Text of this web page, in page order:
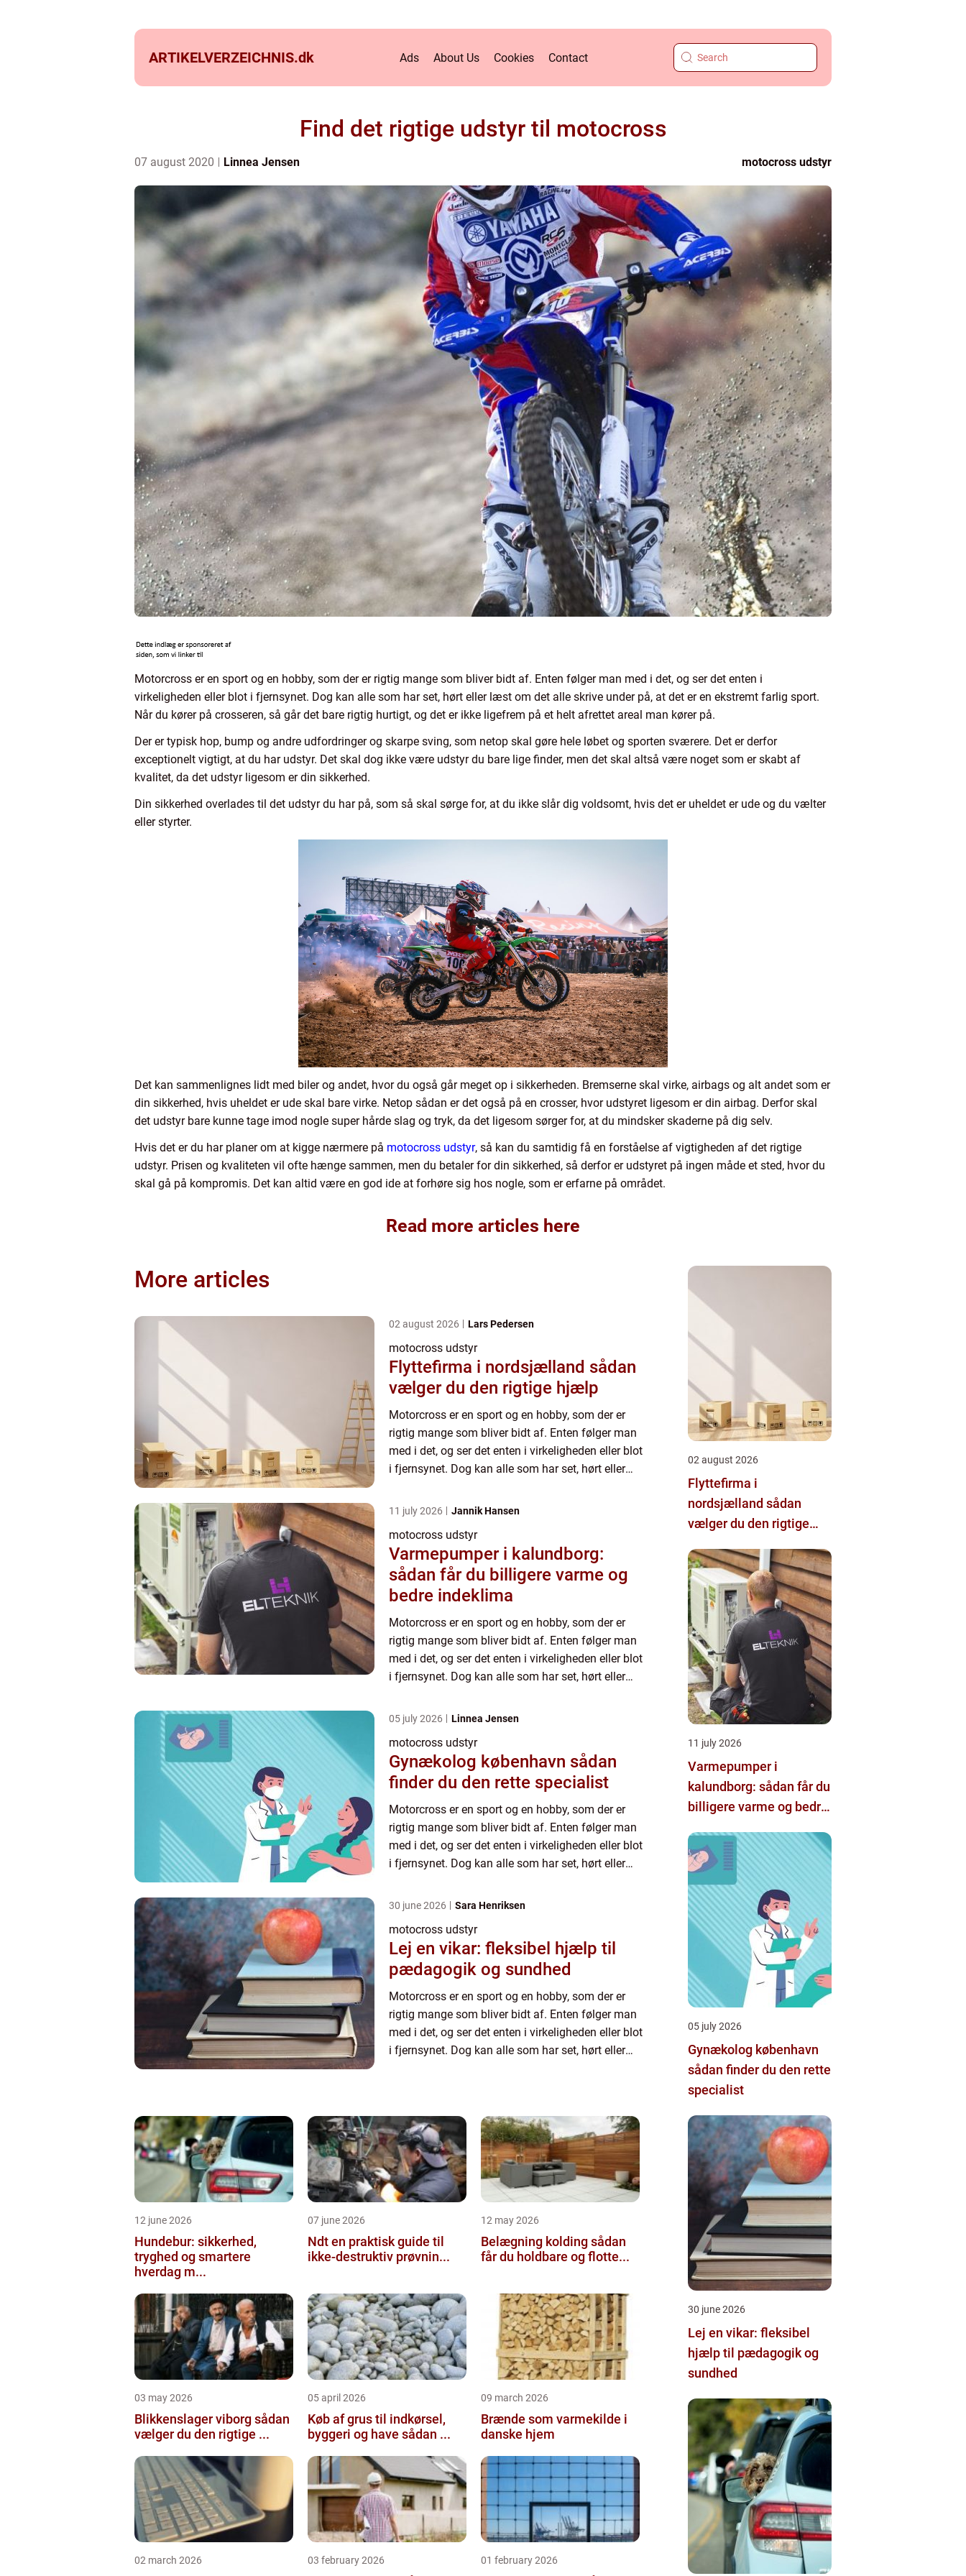
ARTIKELVERZEICHNIS.dk Ads About Us Cookies Contact
Find det rigtige udstyr til motocross
07 august 2020 Linnea Jensen motocross udstyr
Motorcross er en sport og en hobby, som der er rigtig mange som bliver bidt af. Enten følger man med i det, og ser det enten i
virkeligheden eller blot i fjernsynet. Dog kan alle som har set, hørt eller læst om det alle skrive under på, at det er en ekstremt farlig sport.
Når du kører på crosseren, så går det bare rigtig hurtigt, og det er ikke ligefrem på et helt afrettet areal man kører på.
Der er typisk hop, bump og andre udfordringer og skarpe sving, som netop skal gøre hele løbet og sporten sværere. Det er derfor
exceptionelt vigtigt, at du har udstyr. Det skal dog ikke være udstyr du bare lige finder, men det skal altså være noget som er skabt af
kvalitet, da det udstyr ligesom er din sikkerhed.
Din sikkerhed overlades til det udstyr du har på, som så skal sørge for, at du ikke slår dig voldsomt, hvis det er uheldet er ude og du vælter
eller styrter.
Det kan sammenlignes lidt med biler og andet, hvor du også går meget op i sikkerheden. Bremserne skal virke, airbags og alt andet som er
din sikkerhed, hvis uheldet er ude skal bare virke. Netop sådan er det også på en crosser, hvor udstyret ligesom er din airbag. Derfor skal
det udstyr bare kunne tage imod nogle super hårde slag og tryk, da det ligesom sørger for, at du mindsker skaderne på dig selv.
Hvis det er du har planer om at kigge nærmere på motocross udstyr, så kan du samtidig få en forståelse af vigtigheden af det rigtige
udstyr. Prisen og kvaliteten vil ofte hænge sammen, men du betaler for din sikkerhed, så derfor er udstyret på ingen måde et sted, hvor du
skal gå på kompromis. Det kan altid være en god ide at forhøre sig hos nogle, som er erfarne på området.
Read more articles here
More articles
02 august 2026 Lars Pedersen
motocross udstyr
Flyttefirma i nordsjælland sådan
vælger du den rigtige hjælp
Motorcross er en sport og en hobby, som der er
rigtig mange som bliver bidt af. Enten følger man
med i det, og ser det enten i virkeligheden eller blot
i fjernsynet. Dog kan alle som har set, hørt eller
11 july 2026 Jannik Hansen
motocross udstyr
Varmepumper i kalundborg:
sådan får du billigere varme og
bedre indeklima
Motorcross er en sport og en hobby, som der er
rigtig mange som bliver bidt af. Enten følger man
med i det, og ser det enten i virkeligheden eller blot
i fjernsynet. Dog kan alle som har set, hørt eller
05 july 2026 Linnea Jensen
motocross udstyr
Gynækolog københavn sådan
finder du den rette specialist
Motorcross er en sport og en hobby, som der er
rigtig mange som bliver bidt af. Enten følger man
med i det, og ser det enten i virkeligheden eller blot
i fjernsynet. Dog kan alle som har set, hørt eller
30 june 2026 Sara Henriksen
motocross udstyr
Lej en vikar: fleksibel hjælp til
pædagogik og sundhed
Motorcross er en sport og en hobby, som der er
rigtig mange som bliver bidt af. Enten følger man
med i det, og ser det enten i virkeligheden eller blot
i fjernsynet. Dog kan alle som har set, hørt eller
12 june 2026
Hundebur: sikkerhed,
tryghed og smartere
hverdag m...
07 june 2026
Ndt en praktisk guide til
ikke-destruktiv prøvnin...
12 may 2026
Belægning kolding sådan
får du holdbare og flotte...
03 may 2026
Blikkenslager viborg sådan
vælger du den rigtige ...
05 april 2026
Køb af grus til indkørsel,
byggeri og have sådan ...
09 march 2026
Brænde som varmekilde i
danske hjem
02 march 2026 03 february 2026 01 february 2026
02 august 2026
Flyttefirma i
nordsjælland sådan
vælger du den rigtige
11 july 2026
Varmepumper i
kalundborg: sådan får du
billigere varme og bedre
05 july 2026
Gynækolog københavn
sådan finder du den rette
specialist
30 june 2026
Lej en vikar: fleksibel
hjælp til pædagogik og
sundhed